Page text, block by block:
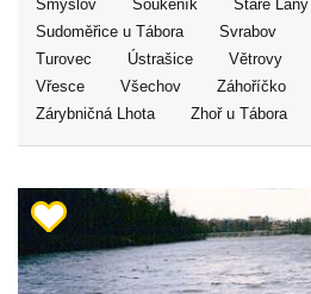
Smyslov Soukeník Staré Lány
Sudoměřice u Tábora
Svrabov
Turovec
Ústrašice Větrovy
Vřesce
Všechov Záhoříčko
Zárybničná Lhota
Zhoř u Tábora